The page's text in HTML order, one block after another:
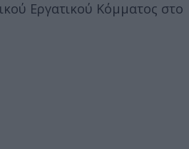
Εργατικού Κόμματος στο